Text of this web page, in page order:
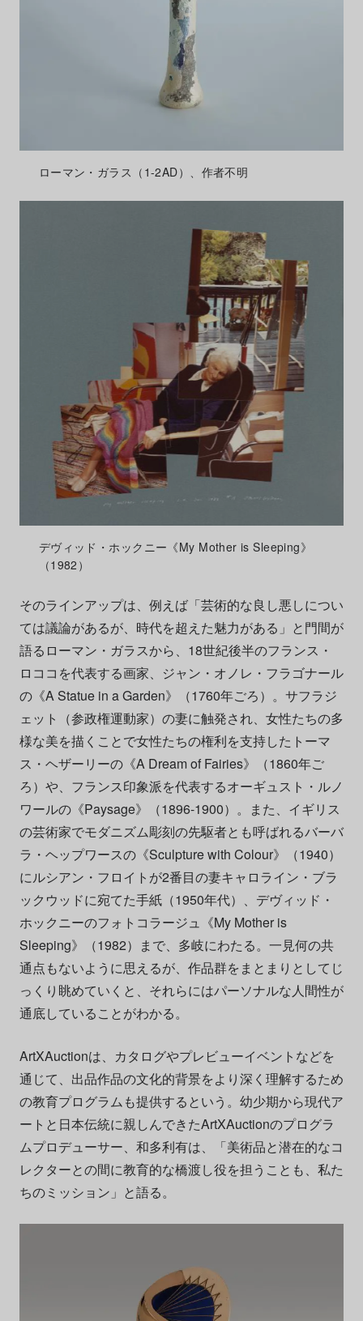
ローマン・ガラス（1-2AD）、作者不明
デヴィッド・ホックニー《My Mother is Sleeping》
（1982）
そのラインアップは、例えば「芸術的な良し悪しについ
ては議論があるが、時代を超えた魅力がある」と門間が
語るローマン・ガラスから、18世紀後半のフランス・
ロココを代表する画家、ジャン・オノレ・フラゴナール
の《A Statue in a Garden》（1760年ごろ）。サフラジ
ェット（参政権運動家）の妻に触発され、女性たちの多
様な美を描くことで女性たちの権利を支持したトーマ
ス・ヘザーリーの《A Dream of Fairies》（1860年ご
ろ）や、フランス印象派を代表するオーギュスト・ルノ
ワールの《Paysage》（1896-1900）。また、イギリス
の芸術家でモダニズム彫刻の先駆者とも呼ばれるバーバ
ラ・ヘップワースの《Sculpture with Colour》（1940）
にルシアン・フロイトが2番目の妻キャロライン・ブラ
ックウッドに宛てた手紙（1950年代）、デヴィッド・
ホックニーのフォトコラージュ《My Mother is
Sleeping》（1982）まで、多岐にわたる。一見何の共
通点もないように思えるが、作品群をまとまりとしてじ
っくり眺めていくと、それらにはパーソナルな人間性が
通底していることがわかる。
ArtXAuctionは、 カタログやプレビューイベントなどを
通じて、出品作品の文化的背景をより深く理解するため
の教育プログラムも提供するという。幼少期から現代ア
ートと日本伝統に親しんできたArtXAuctionのプログラ
ムプロデューサー、和多利有は、
「美術品と潜在的なコ
レクターとの間に教育的な橋渡し役を担うことも、私た
ちのミッション」と語る。